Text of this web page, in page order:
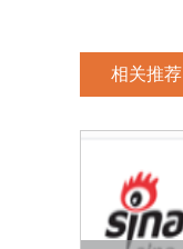
相关推荐